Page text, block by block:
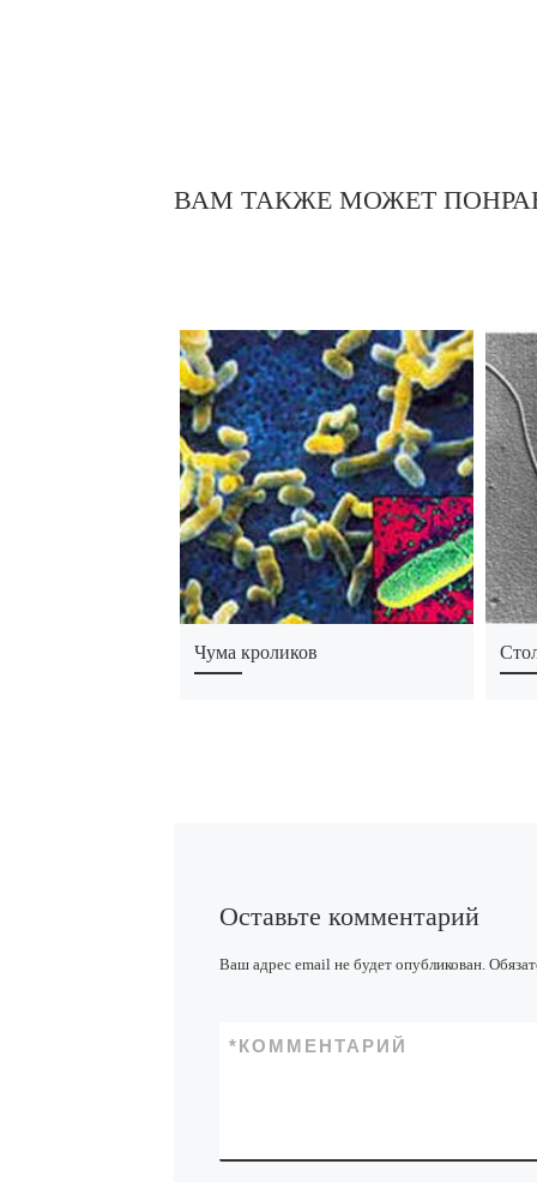
ВАМ ТАКЖЕ МОЖЕТ
Чума кроликов
Оставьте комментарий
Ваш адрес email не будет опубликован.
КОММЕНТАРИЙ
*